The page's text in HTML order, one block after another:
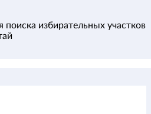
поиска избирательных участков